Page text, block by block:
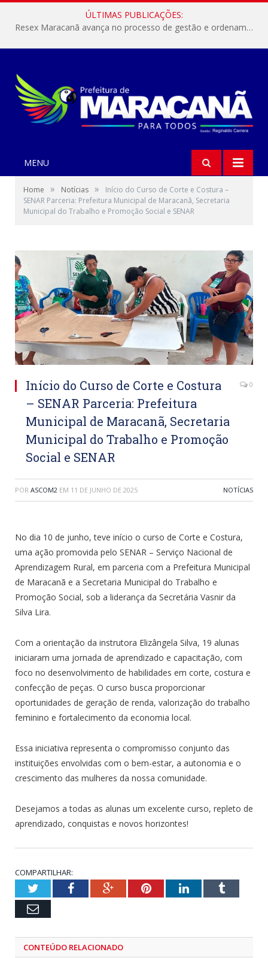
ÚLTIMAS PUBLICAÇÕES:
Resex Maracanã avança no processo de gestão e ordenamento do turismo em nossas áreas protegidas.
MENU
Home » Notícias »
Início do Curso de Corte e Costura –
SENAR Parceria: Prefeitura Municipal de Maracanã, Secretaria
Municipal do Trabalho e Promoção Social e SENAR
Início do Curso de Corte e Costura
– SENAR Parceria: Prefeitura
Municipal de Maracanã, Secretaria
Municipal do Trabalho e Promoção
Social e SENAR
0
POR ASCOM2 EM 11 DE JUNHO DE 2025 NOTÍCIAS
No dia 10 de junho, teve início o curso de Corte e Costura,
uma ação promovida pelo SENAR – Serviço Nacional de
Aprendizagem Rural, em parceria com a Prefeitura Municipal
de Maracanã e a Secretaria Municipal do Trabalho e
Promoção Social, sob a liderança da Secretária Vasnir da
Silva Lira.
Com a orientação da instrutora Elizângela Silva, 19 alunas
iniciaram uma jornada de aprendizado e capacitação, com
foco no desenvolvimento de habilidades em corte, costura e
confecção de peças. O curso busca proporcionar
oportunidades de geração de renda, valorização do trabalho
feminino e fortalecimento da economia local.
Essa iniciativa representa o compromisso conjunto das
instituições envolvidas com o bem-estar, a autonomia e o
crescimento das mulheres da nossa comunidade.
Desejamos a todas as alunas um excelente curso, repleto de
aprendizado, conquistas e novos horizontes!
COMPARTILHAR:
TwitterFacebookGoogle+PinterestLinkedInTumblr
Email
CONTEÚDO RELACIONADO